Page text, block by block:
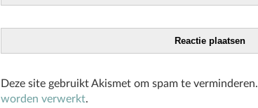
Deze site gebruikt Akismet om spam te verminderen.
worden verwerkt.